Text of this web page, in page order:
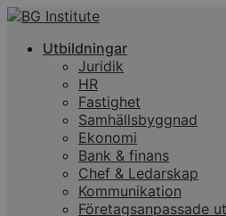
Utbildningar
Juridik
HR
Fastighet
Samhällsbyggnad
Ekonomi
Bank & finans
Chef & Ledarskap
Kommunikation
Företagsanpassade